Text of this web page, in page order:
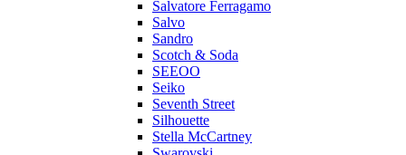
Salvatore Ferragamo
Salvo
Sandro
Scotch & Soda
SEEOO
Seiko
Seventh Street
Silhouette
Stella McCartney